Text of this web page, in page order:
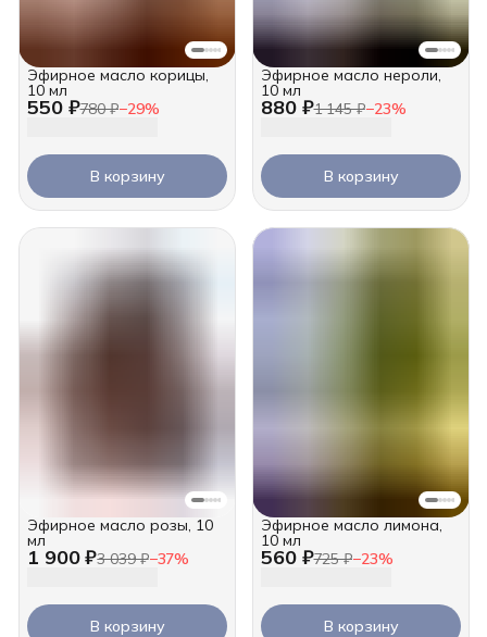
550 ₽780 ₽−29%
Эфирное масло корицы,
10 мл
В корзину
880 ₽1 145 ₽−23%
Эфирное масло нероли,
10 мл
В корзину
1 900 ₽3 039 ₽−37%
Эфирное масло розы, 10
мл
В корзину
560 ₽725 ₽−23%
Эфирное масло лимона,
10 мл
В корзину